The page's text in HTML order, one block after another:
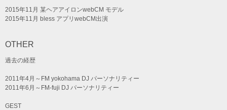
2015年11月 某ヘアアイロンwebCM モデル
2015年11月 bless アプリwebCM出演
OTHER
過去の経歴
2011年4月～FM yokohama DJ パーソナリティー
2011年6月～FM-fuji DJ パーソナリティー
GEST